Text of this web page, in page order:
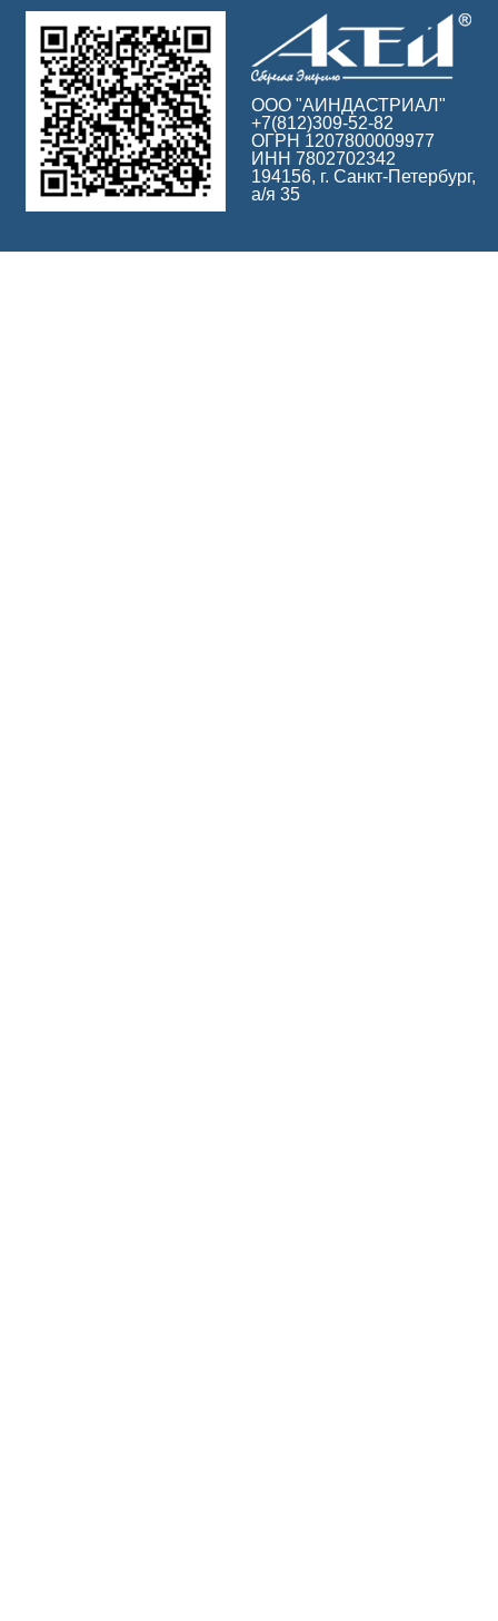
ООО "АИНДАСТРИАЛ"
+7(812)309-52-82
ОГРН 1207800009977
ИНН 7802702342
194156, г. Санкт-Петербург,
а/я 35